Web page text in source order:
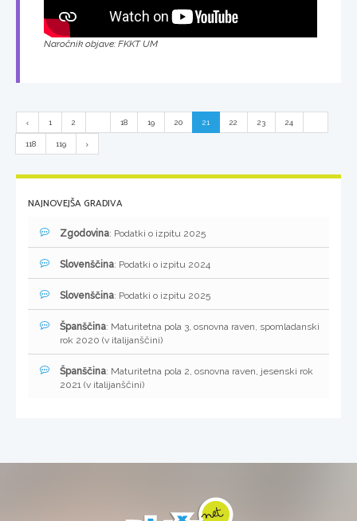
Naročnik objave: FKKT UM
1 2 18 19 20 21 22 23 24
118 119
NAJNOVEJŠA GRADIVA
Zgodovina: Podatki o izpitu 2025
Slovenščina: Podatki o izpitu 2024
Slovenščina: Podatki o izpitu 2025
Španščina: Maturitetna pola 3, osnovna raven, spomladanski
rok 2020 (v italijanščini)
Španščina: Maturitetna pola 2, osnovna raven, jesenski rok
2021 (v italijanščini)